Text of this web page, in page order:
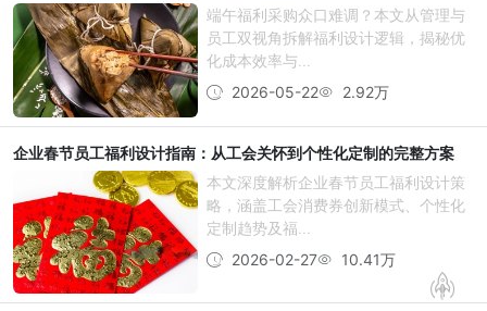
端午福利采购众口难调？本文从管理与
员工双视角拆解福利设计逻辑，揭秘优
化成本效率与...
2026-05-22
2.92万
企业春节员工福利设计指南：从工会关怀到个性化定制的完整方案
本文深度解析企业春节员工福利设计策
略，涵盖工会消费券创新模式、个性化
定制趋势及福...
2026-02-27
10.41万